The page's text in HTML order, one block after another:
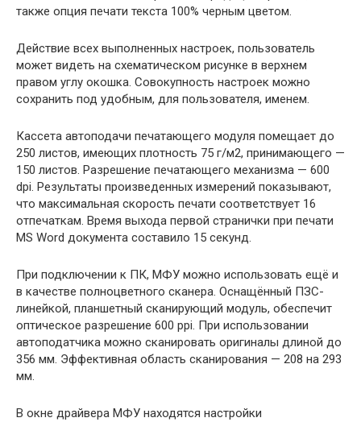
также опция печати текста 100% черным цветом.
Действие всех выполненных настроек, пользователь
может видеть на схематическом рисунке в верхнем
правом углу окошка. Совокупность настроек можно
сохранить под удобным, для пользователя, именем.
Кассета автоподачи печатающего модуля помещает до
250 листов, имеющих плотность 75 г/м2, принимающего —
150 листов. Разрешение печатающего механизма — 600
dpi. Результаты произведенных измерений показывают,
что максимальная скорость печати соответствует 16
отпечаткам. Время выхода первой странички при печати
MS Word документа составило 15 секунд.
При подключении к ПК, МФУ можно использовать ещё и
в качестве полноцветного сканера. Оснащённый ПЗС-
линейкой, планшетный сканирующий модуль, обеспечит
оптическое разрешение 600 ppi. При использовании
автоподатчика можно сканировать оригиналы длиной до
356 мм. Эффективная область сканирования — 208 на 293
мм.
В окне драйвера МФУ находятся настройки